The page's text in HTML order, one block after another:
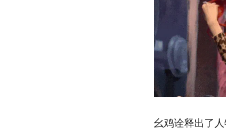
幺鸡诠释出了